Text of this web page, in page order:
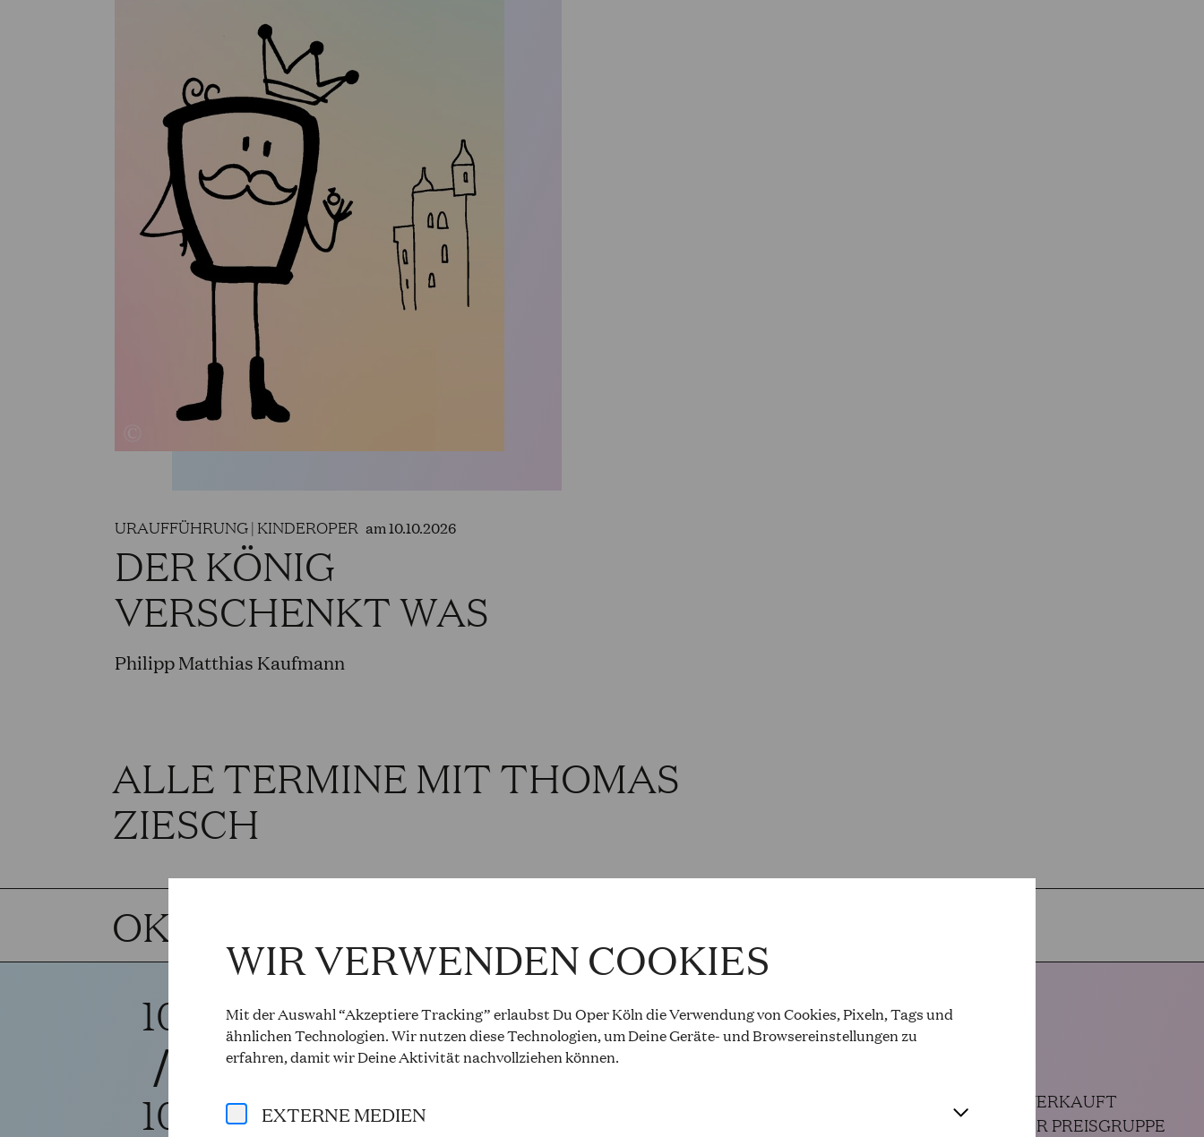
WIR VERWENDEN COOKIES
Mit der Auswahl “Akzeptiere Tracking” erlaubst Du Oper Köln die Verwendung von Cookies, Pixeln, Tags und
ähnlichen Technologien. Wir nutzen diese Technologien, um Deine Geräte- und Browsereinstellungen zu
erfahren, damit wir Deine Aktivitätnachvollziehen können.
EXTERNE MEDIEN
URAUFFÜHRUNG | KINDEROPER am 10.10.2026
DER KÖNIG
VERSCHENKT WAS
Philipp Matthias Kaufmann
ALLE TERMINE MIT THOMAS
ZIESCH
OKTOBER 2026
10
/
10
DER KÖNIG VERSCHENKT WAS
Philipp Matthias Kaufmann
Uraufführung
AUSVERKAUFT
KINDEROPER PREISGRUPPE